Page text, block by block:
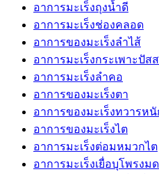
อาการมะเร็งถุงน้ำดี
อาการมะเร็งช่องคลอด
อาการของมะเร็งลำไส้
อาการมะเร็งกระเพาะปัส
อาการมะเร็งลำคอ
อาการของมะเร็งตา
อาการของมะเร็งทวารหนั
อาการของมะเร็งไต
อาการมะเร็งต่อมหมวกไต
อาการมะเร็งเยื่อบุโพรงม